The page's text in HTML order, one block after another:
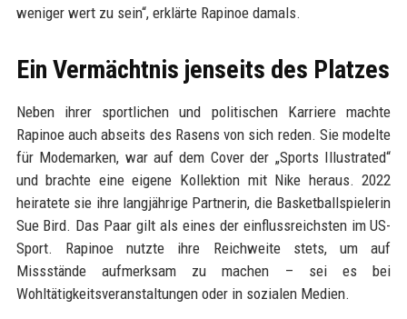
weniger wert zu sein“, erklärte Rapinoe damals.
Ein Vermächtnis jenseits des Platzes
Neben ihrer sportlichen und politischen Karriere machte
Rapinoe auch abseits des Rasens von sich reden. Sie modelte
für Modemarken, war auf dem Cover der „Sports Illustrated“
und brachte eine eigene Kollektion mit Nike heraus. 2022
heiratete sie ihre langjährige Partnerin, die Basketballspielerin
Sue Bird. Das Paar gilt als eines der einflussreichsten im US-
Sport. Rapinoe nutzte ihre Reichweite stets, um auf
Missstände aufmerksam zu machen – sei es bei
Wohltätigkeitsveranstaltungen oder in sozialen Medien.